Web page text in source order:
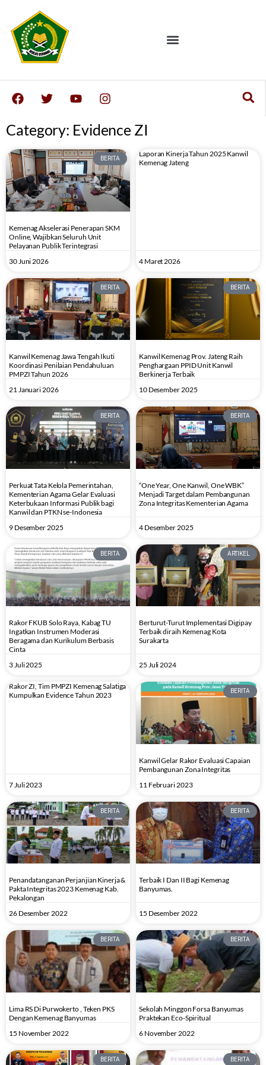
Category: Evidence ZI
BERITA
Kemenag Akselerasi Penerapan SKM
Online, Wajibkan Seluruh Unit
Pelayanan Publik Terintegrasi
30 Juni 2026
Laporan Kinerja Tahun 2025 Kanwil
Kemenag Jateng
4 Maret 2026
BERITA
Kanwil Kemenag Jawa Tengah Ikuti
Koordinasi Penilaian Pendahuluan
PMPZI Tahun 2026
21 Januari 2026
BERITA
Kanwil Kemenag Prov. Jateng Raih
Penghargaan PPID Unit Kanwil
Berkinerja Terbaik
10 Desember 2025
BERITA
Perkuat Tata Kelola Pemerintahan,
Kementerian Agama Gelar Evaluasi
Keterbukaan Informasi Publik bagi
Kanwil dan PTKN se-Indonesia
9 Desember 2025
BERITA
“One Year, One Kanwil, One WBK”
Menjadi Target dalam Pembangunan
Zona Integritas Kementerian Agama
4 Desember 2025
BERITA
Rakor FKUB Solo Raya, Kabag TU
Ingatkan Instrumen Moderasi
Beragama dan Kurikulum Berbasis
Cinta
3 Juli 2025
ARTIKEL
Berturut-Turut Implementasi Digipay
Terbaik diraih Kemenag Kota
Surakarta
25 Juli 2024
Rakor ZI, Tim PMPZI Kemenag Salatiga
Kumpulkan Evidence Tahun 2023
7 Juli 2023
BERITA
Kanwil Gelar Rakor Evaluasi Capaian
Pembangunan Zona Integritas
11 Februari 2023
BERITA
Penandatanganan Perjanjian Kinerja &
Pakta Integritas 2023 Kemenag Kab.
Pekalongan
26 Desember 2022
BERITA
Terbaik I Dan II Bagi Kemenag
Banyumas.
15 Desember 2022
BERITA
Lima RS Di Purwokerto , Teken PKS
Dengan Kemenag Banyumas
15 November 2022
BERITA
Sekolah Minggon Forsa Banyumas
Praktekan Eco-Spiritual
6 November 2022
BERITA BERITA